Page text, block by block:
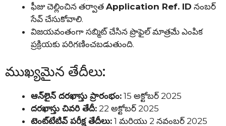
ఫీజు చెల్లించిన తర్వాత Application Ref. ID నంబర్
సేవ్ చేసుకోవాలి.
విజయవంతంగా సబ్మిట్ చేసిన ప్రొఫైల్‌ మాత్రమే ఎంపిక
ప్రక్రియకు పరిగణించబడుతుంది.
ముఖ్యమైన తేదీలు:
ఆన్‌లైన్ దరఖాస్తు ప్రారంభం: 15 అక్టోబర్ 2025
దరఖాస్తు చివరి తేదీ: 22 అక్టోబర్ 2025
టెంట్‌టేటివ్ పరీక్ష తేదీలు: 1 మరియు 2 నవంబర్ 2025